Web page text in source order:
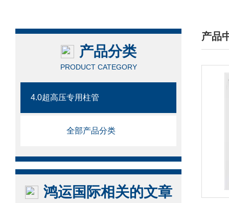
产品分类
PRODUCT CATEGORY
4.0超高压专用柱管
全部产品分类
鸿运国际相关的文章
产品
/